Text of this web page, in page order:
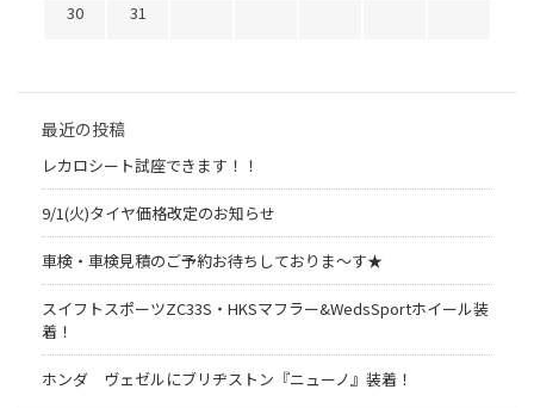
30
31
最近の投稿
レカロシート試座できます！！
9/1(火)タイヤ価格改定のお知らせ
車検・車検見積のご予約お待ちしておりま～す★
スイフトスポーツZC33S・HKSマフラー&WedsSportホイール装
着！
ホンダ ヴェゼルにブリヂストン『ニューノ』装着！